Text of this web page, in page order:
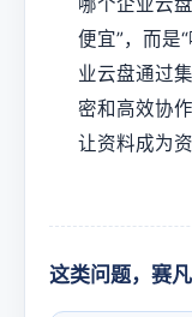
哪个企业云
便宜”，而是
业云盘通过
密和高效协
让资料成为
这类问题，赛